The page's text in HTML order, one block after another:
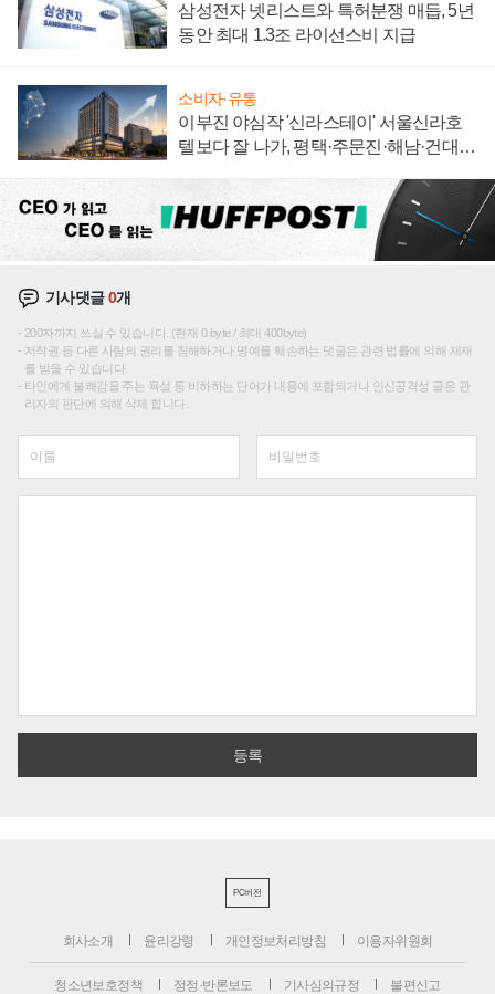
삼성전자 넷리스트와 특허분쟁 매듭, 5년
동안 최대 1.3조 라이선스비 지급
소비자·유통
이부진 야심작 '신라스테이' 서울신라호
텔보다 잘 나가, 평택·주문진·해남·건대로
기사댓글0개
200자까지 쓰실 수 있습니다. (현재 0 byte / 최대 400byte)
저작권 등 다른 사람의 권리를 침해하거나 명예를 훼손하는 댓글은 관련 법률에 의해 제재
를 받을 수 있습니다.
타인에게 불쾌감을 주는 욕설 등 비하하는 단어가 내용에 포함되거나 인신공격성 글은 관
리자의 판단에 의해 삭제 합니다.
PC버전
회사소개 윤리강령 개인정보처리방침 이용자위원회
청소년보호정책 정정·반론보도 기사심의규정 불편신고